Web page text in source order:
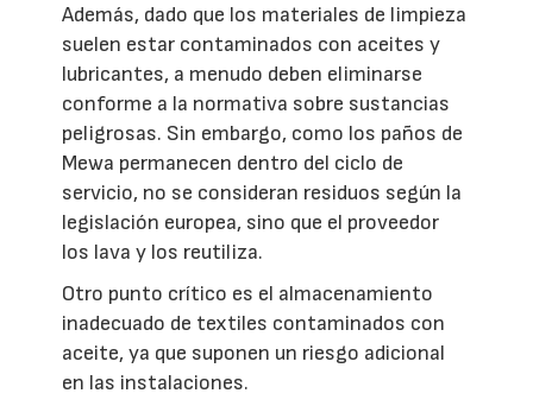
Además, dado que los materiales de limpieza
suelen estar contaminados con aceites y
lubricantes, a menudo deben eliminarse
conforme a la normativa sobre sustancias
peligrosas. Sin embargo, como los paños de
Mewa permanecen dentro del ciclo de
servicio, no se consideran residuos según la
legislación europea, sino que el proveedor
los lava y los reutiliza.
Otro punto crítico es el almacenamiento
inadecuado de textiles contaminados con
aceite, ya que suponen un riesgo adicional
en las instalaciones.